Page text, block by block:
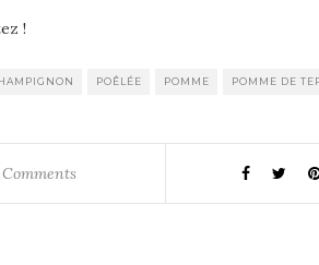
!
POÊLÉE POMME POMME DE
Comments